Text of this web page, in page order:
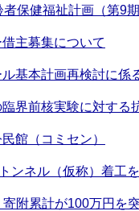
保健福祉計画（第9
主募集について
基本計画再検討に係
界前核実験に対する
館（コミセン）
ンネル（仮称）着工
附累計が100万円を突